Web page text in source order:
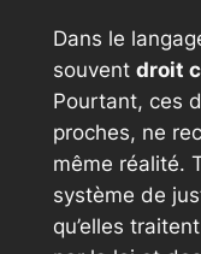
Dans le
souvent droit
Pourtant, ces
proches, ne
même réalité.
système de
qu’elles